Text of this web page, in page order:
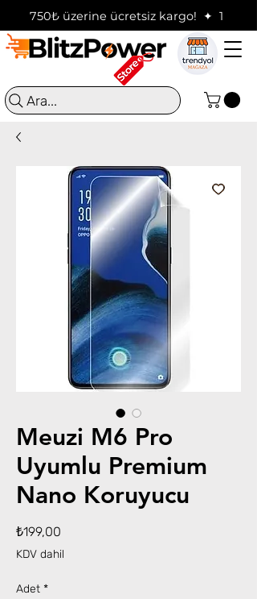
750₺ üzerine ücretsiz kargo!  ✦
Ara...
Meuzi M6 Pro
Uyumlu Premium
Nano Koruyucu
₺199,00
KDV dahil
Adet *